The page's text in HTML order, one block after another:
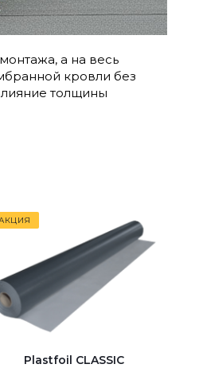
а на весь
кровли без
толщины
Plastfoil CLASSIC